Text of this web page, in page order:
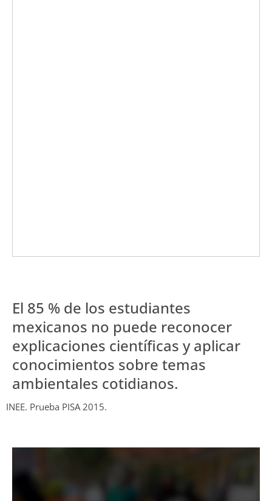
El 85 % de los estudiantes
mexicanos no puede reconocer
explicaciones científicas y aplicar
conocimientos sobre temas
ambientales cotidianos.
INEE. Prueba PISA 2015.